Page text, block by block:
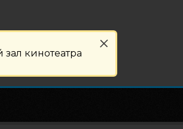
кинотеатра